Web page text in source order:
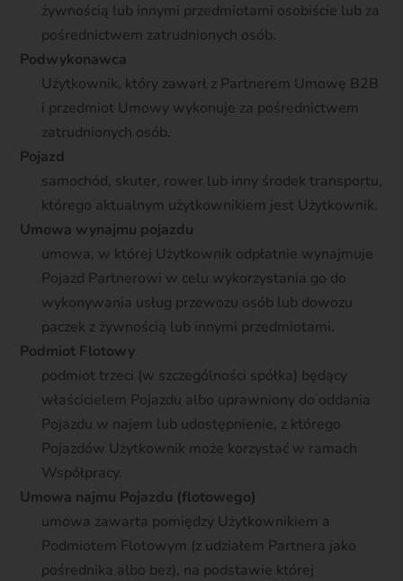
żywnością lub innymi przedmiotami osobiście lub za
pośrednictwem zatrudnionych osób.
Podwykonawca
Użytkownik, który zawarł z Partnerem Umowę B2B
i przedmiot Umowy wykonuje za pośrednictwem
zatrudnionych osób.
Pojazd
samochód, skuter, rower lub inny środek transportu,
którego aktualnym użytkownikiem jest Użytkownik.
Umowa wynajmu pojazdu
umowa, w której Użytkownik odpłatnie wynajmuje
Pojazd Partnerowi w celu wykorzystania go do
wykonywania usług przewozu osób lub dowozu
paczek z żywnością lub innymi przedmiotami.
Podmiot Flotowy
podmiot trzeci (w szczególności spółka) będący
właścicielem Pojazdu albo uprawniony do oddania
Pojazdu w najem lub udostępnienie, z którego
Pojazdów Użytkownik może korzystać w ramach
Współpracy.
Umowa najmu Pojazdu (flotowego)
umowa zawarta pomiędzy Użytkownikiem a
Podmiotem Flotowym (z udziałem Partnera jako
pośrednika albo bez), na podstawie której